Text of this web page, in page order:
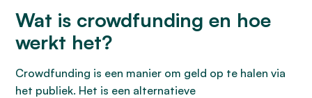
Wat is crowdfunding en hoe
werkt het?
Crowdfunding is een manier om geld op te halen via
het publiek. Het is een alternatieve